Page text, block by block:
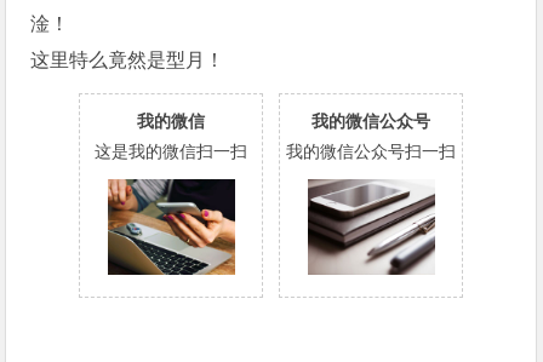
淦！
这里特么竟然是型月！
我的微信
这是我的微信扫一扫
我的微信公众号
我的微信公众号扫一扫